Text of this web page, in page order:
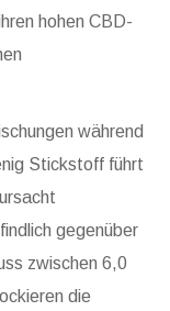
hohen CBD-
während
Stickstoff führt
gegenüber
zwischen 6,0
die